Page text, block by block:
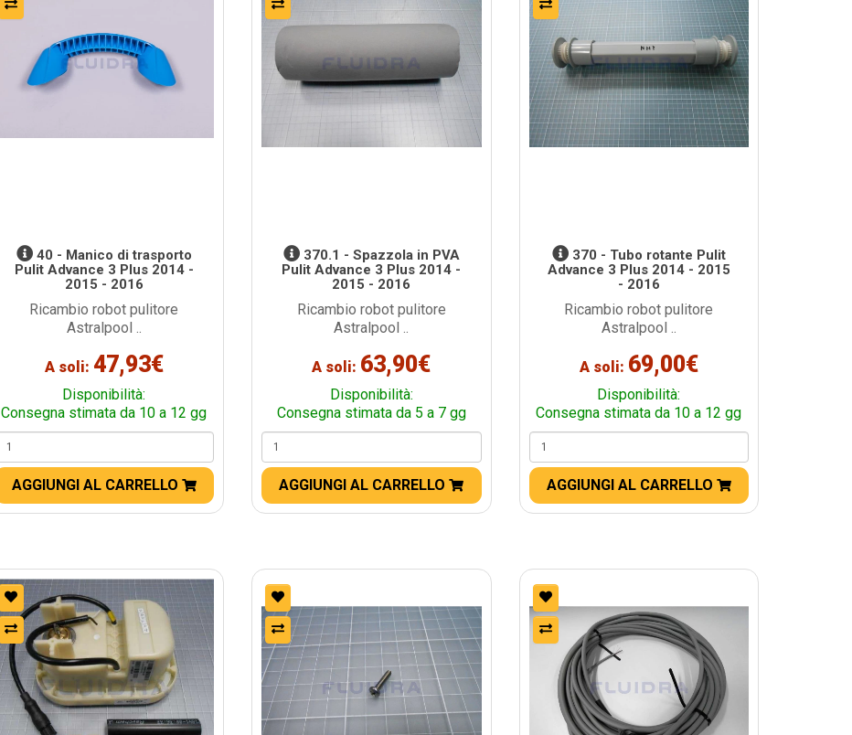
40 - Manico di trasporto
Pulit Advance 3 Plus 2014 -
2015 - 2016
Ricambio robot pulitore
Astralpool ..
A soli: 47,93€
Disponibilità:
Consegna stimata da 10 a 12 gg
AGGIUNGI AL CARRELLO
370.1 - Spazzola in PVA
Pulit Advance 3 Plus 2014 -
2015 - 2016
Ricambio robot pulitore
Astralpool ..
A soli: 63,90€
Disponibilità:
Consegna stimata da 5 a 7 gg
AGGIUNGI AL CARRELLO
370 - Tubo rotante Pulit
Advance 3 Plus 2014 - 2015
- 2016
Ricambio robot pulitore
Astralpool ..
A soli: 69,00€
Disponibilità:
Consegna stimata da 10 a 12 gg
AGGIUNGI AL CARRELLO